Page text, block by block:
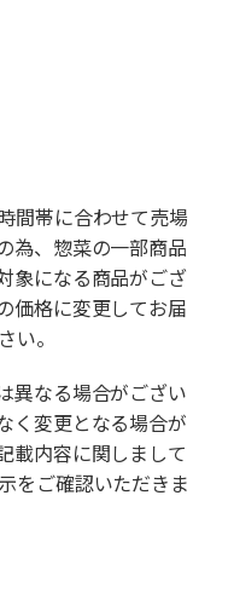
間帯に合わせて売場
為、惣菜の一部商品
象になる商品がござ
価格に変更してお届
い。
異なる場合がござい
く変更となる場合が
載内容に関しまして
をご確認いただきま